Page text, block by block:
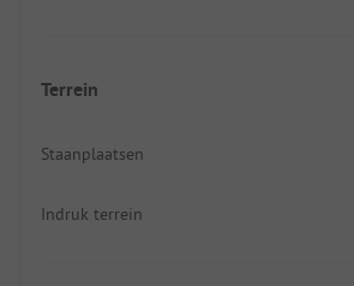
Terrein
Staanplaatsen
Indruk terrein